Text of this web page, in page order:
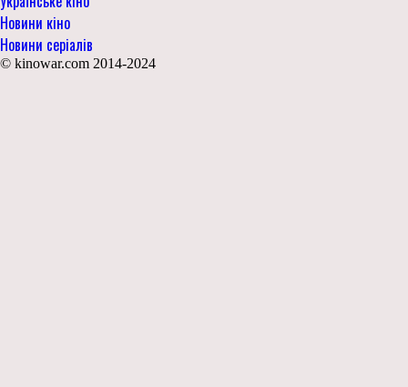
Новини кіно
Новини серіалів
© kinowar.com 2014-2024